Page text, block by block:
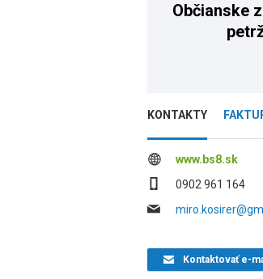
Občianske
KONTAKTY
www.bs8.sk
0902 961 164
Kontaktovaťe-